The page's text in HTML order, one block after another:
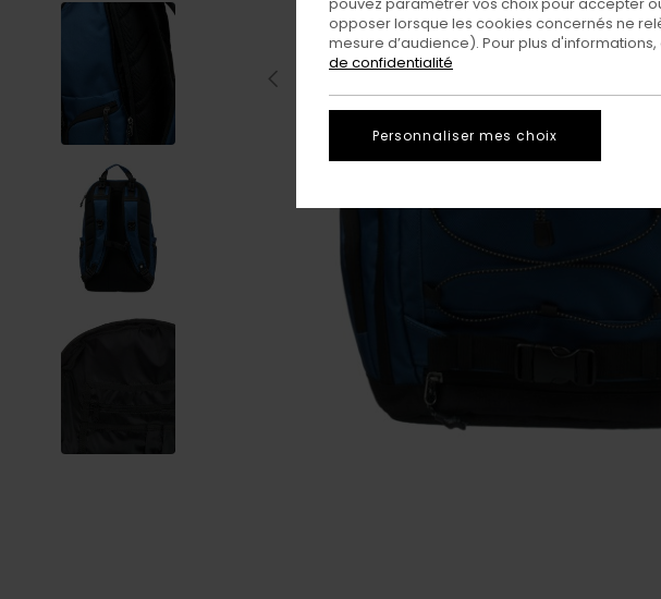
opposer lorsque les cookies concernés ne
mesure d’audience). Pour plus
de confidentialité
Personnaliser mes choix